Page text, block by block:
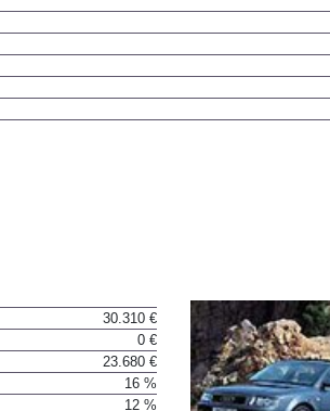
30.310 €
0 €
23.680 €
16 %